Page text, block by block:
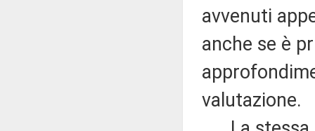
avvenuti
anche se è
valutazione.